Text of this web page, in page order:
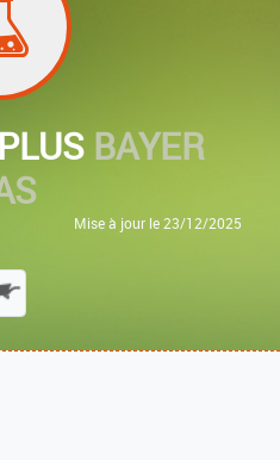
BAYER
Mise à jour le 23/12/2025